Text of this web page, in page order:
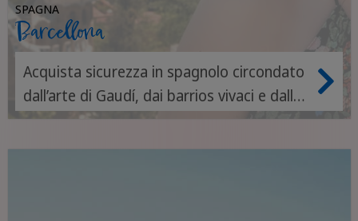
SPAGNA
Barcellona
Acquista sicurezza in spagnolo circondato
dall’arte di Gaudí, dai barrios vivaci e dallo
spirito mediterraneo.